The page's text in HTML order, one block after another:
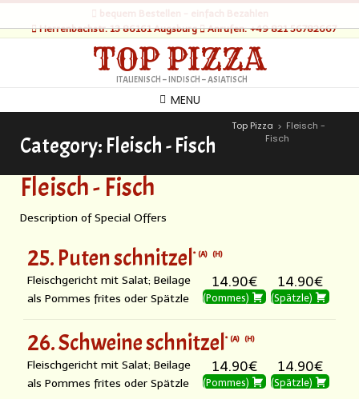
Herrenbachstr. 13 86161 Augsburg
Anrufen: +49 821 56782667
TOP PIZZA
ITALIENISCH – INDISCH – ASIATISCH
MENU
Category: Fleisch - Fisch
Top Pizza > Fleisch -
Fisch
Fleisch - Fisch
Description of Special Offers
25. Puten schnitzel A H
14.90€
(Pommes)
14.90€
(Spätzle)
Fleischgericht mit Salat; Beilage
als Pommes frites oder Spätzle
26. Schweine schnitzel A H
14.90€
(Pommes)
14.90€
(Spätzle)
Fleischgericht mit Salat; Beilage
als Pommes frites oder Spätzle